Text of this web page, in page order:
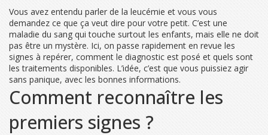
Vous avez entendu parler de la leucémie et vous vous
demandez ce que ça veut dire pour votre petit. C’est une
maladie du sang qui touche surtout les enfants, mais elle ne doit
pas être un mystère. Ici, on passe rapidement en revue les
signes à repérer, comment le diagnostic est posé et quels sont
les traitements disponibles. L’idée, c’est que vous puissiez agir
sans panique, avec les bonnes informations.
Comment reconnaître les
premiers signes ?